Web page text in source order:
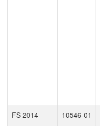
FS 2014 10546-01